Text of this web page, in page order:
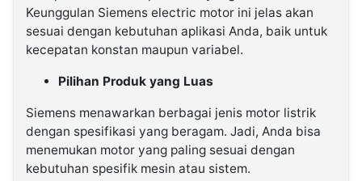
Keunggulan Siemens electric motor ini jelas akan
sesuai dengan kebutuhan aplikasi Anda, baik untuk
kecepatan konstan maupun variabel.
Pilihan Produk yang Luas
Siemens menawarkan berbagai jenis motor listrik
dengan spesifikasi yang beragam. Jadi, Anda bisa
menemukan motor yang paling sesuai dengan
kebutuhan spesifik mesin atau sistem.